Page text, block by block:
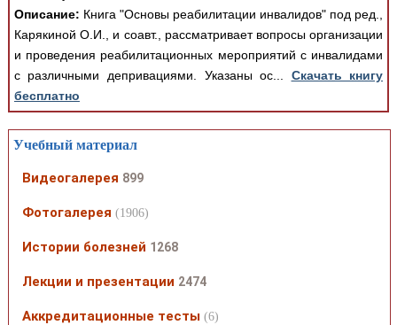
Описание: Книга "Основы реабилитации инвалидов" под ред.,
Карякиной О.И., и соавт., рассматривает вопросы организации
и проведения реабилитационных мероприятий с инвалидами
с различными депривациями. Указаны ос... Скачать книгу
бесплатно
Учебный материал
Видеогалерея 899
Фотогалерея (1906)
Истории болезней 1268
Лекции и презентации 2474
Аккредитационные тесты (6)